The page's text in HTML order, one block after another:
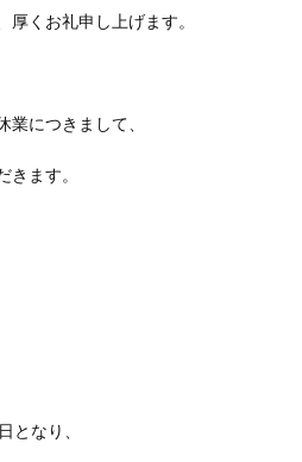
厚くお礼申し上げます。
業につきまして、
きます。
となり、